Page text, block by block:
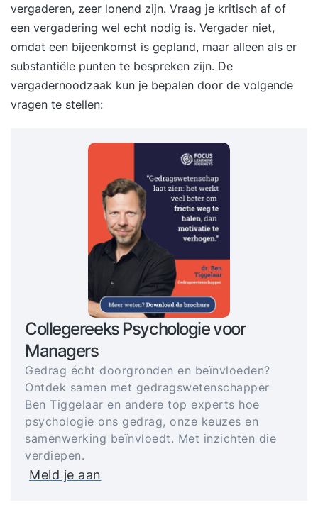
vergaderen, zeer lonend zijn. Vraag je kritisch af of
een vergadering wel echt nodig is. Vergader niet,
omdat een bijeenkomst is gepland, maar alleen als er
substantiële punten te bespreken zijn. De
vergadernoodzaak kun je bepalen door de volgende
vragen te stellen:
Collegereeks Psychologie voor
Managers
Gedrag écht doorgronden en beïnvloeden?
Ontdek samen met gedragswetenschapper
Ben Tiggelaar en andere top experts hoe
psychologie ons gedrag, onze keuzes en
samenwerking beïnvloedt. Met inzichten die
verdiepen.
Meld je aan